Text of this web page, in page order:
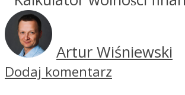
Artur Wiśniewski
Dodaj komentarz